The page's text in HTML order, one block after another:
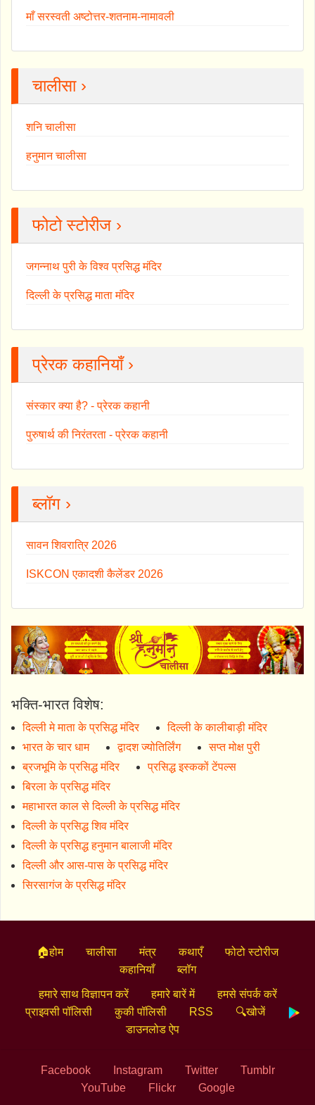
माँ सरस्वती अष्टोत्तर-शतनाम-नामावली
चालीसा ›
शनि चालीसा
हनुमान चालीसा
फोटो स्टोरीज ›
जगन्नाथ पुरी के विश्व प्रसिद्ध मंदिर
दिल्ली के प्रसिद्ध माता मंदिर
प्रेरक कहानियाँ ›
संस्कार क्या है? - प्रेरक कहानी
पुरुषार्थ की निरंतरता - प्रेरक कहानी
ब्लॉग ›
सावन शिवरात्रि 2026
ISKCON एकादशी कैलेंडर 2026
भक्ति-भारत विशेष:
दिल्ली मे माता के प्रसिद्ध मंदिर
दिल्ली के कालीबाड़ी मंदिर
भारत के चार धाम
द्वादश ज्योतिर्लिंग
सप्त मोक्ष पुरी
ब्रजभूमि के प्रसिद्ध मंदिर
प्रसिद्ध इस्ककों टेंपल्स
बिरला के प्रसिद्ध मंदिर
महाभारत काल से दिल्ली के प्रसिद्ध मंदिर
दिल्ली के प्रसिद्ध शिव मंदिर
दिल्ली के प्रसिद्ध हनुमान बालाजी मंदिर
दिल्ली और आस-पास के प्रसिद्ध मंदिर
सिरसागंज के प्रसिद्ध मंदिर
🏠होम चालीसा मंत्र कथाएँ
फोटो स्टोरीज
कहानियाँ
ब्लॉग
हमारे साथ विज्ञापन करें हमारे बारें में
हमसे संपर्क करें
प्राइवसी पॉलिसी
कुकी पॉलिसी RSS
🔍खोजें
डाउनलोड ऐप
Facebook Instagram Twitter
Tumblr
YouTube
Flickr Google